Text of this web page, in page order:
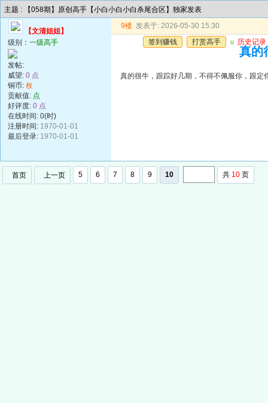
主题 : 【058期】原创高手【小白小白小白杀尾合区】独家发表
【文清姐姐】
级别： 一级高手
发帖:
威望: 0 点
铜币: 枚
贡献值: 点
好评度: 0 点
在线时间: 0(时)
注册时间: 1970-01-01
最后登录: 1970-01-01
9楼 发表于: 2026-05-30 15:30
签到赚钱
打赏高手 u 历史记录
真的
真的很牛，跟踪好几期，不得不佩服你，跟定
首页 上一页 5 6 7 8 9 10 共 10 页